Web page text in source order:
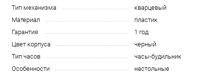
Тип механизма
кварцевый
Материал
пластик
Гарантия
1 год
Цвет корпуса
черный
Тип часов
часы-будильник
Особенности
настольные